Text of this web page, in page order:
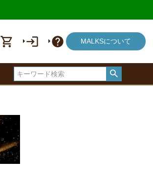
shopping_cart login help MALKSについて